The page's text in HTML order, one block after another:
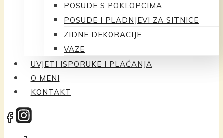
POSUDE S POKLOPCIMA
POSUDE I PLADNJEVI ZA SITNICE
ZIDNE DEKORACIJE
VAZE
UVJETI ISPORUKE I PLAĆANJA
O MENI
KONTAKT